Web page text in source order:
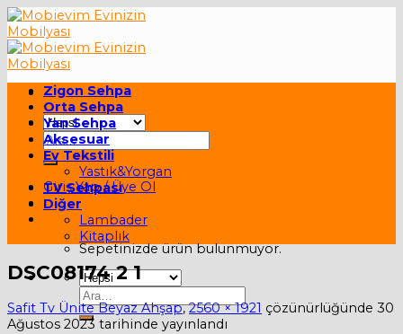
Skip
to
content
Ara:
Giriş Yap / Üye Ol
Sepet /0,00₺
Sepetinizde ürün bulunmuyor.
Ara:
Zigon Sehpa
Orta Sehpa
Yan Sehpa
Aksesuar
Ev Tekstili
Yastık&Yorgan
TV Sehpası
Diğer
Lambader
Kitaplık
DSC08174 2 1
Safit Tv Ünite Beyaz Ahşap,2560 × 1921 çözünürlüğünde 30
Ağustos 2023 tarihinde yayınlandı